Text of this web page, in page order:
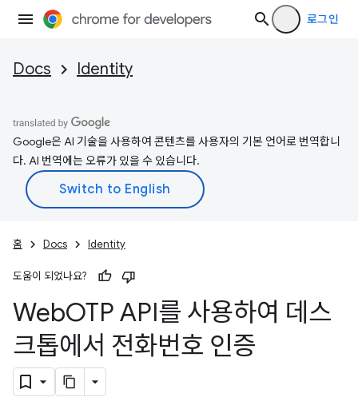
로그인
Docs Identity
Google은 AI 기술을 사용하여 콘텐츠를 사용자의 기본 언어로 번역합니
다. AI 번역에는 오류가 있을 수 있습니다.
홈 Docs Identity
도움이 되었나요?
WebOTP API를 사용하여 데스
크톱에서 전화번호 인증